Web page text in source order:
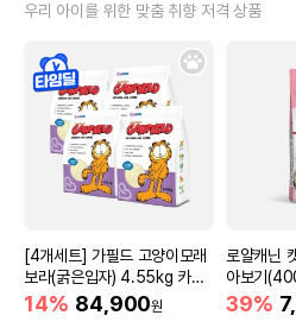
우리 아이를 위한 맞춤 취향 저격 상품
[4개세트] 가필드 고양이모래
보라(굵은입자) 4.55kg 카사
바모래
14% 84,900원
로얄캐닌
아보기
39%